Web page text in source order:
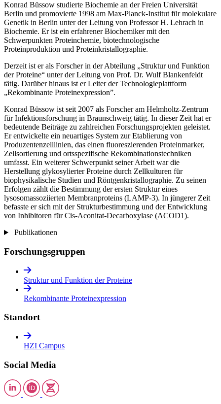
Konrad Büssow studierte Biochemie an der Freien Universität
Berlin und promovierte 1998 am Max-Planck-Institut für molekulare
Genetik in Berlin unter der Leitung von Professor H. Lehrach in
Biochemie. Er ist ein erfahrener Biochemiker mit den
Schwerpunkten Proteinchemie, biotechnologische
Proteinproduktion und Proteinkristallographie.
Derzeit ist er als Forscher in der Abteilung „Struktur und Funktion
der Proteine“ unter der Leitung von Prof. Dr. Wulf Blankenfeldt
tätig. Darüber hinaus ist er Leiter der Technologieplattform
„Rekombinante Proteinexpression”.
Konrad Büssow ist seit 2007 als Forscher am Helmholtz-Zentrum
für Infektionsforschung in Braunschweig tätig. In dieser Zeit hat er
bedeutende Beiträge zu zahlreichen Forschungsprojekten geleistet.
Er entwickelte ein neuartiges System zur Etablierung von
Produzentenzelllinien, das einen fluoreszierenden Proteinmarker,
Zellsortierung und ortsspezifische Rekombinationstechniken
umfasst. Ein weiterer Schwerpunkt seiner Arbeit war die
Herstellung glykosylierter Proteine durch Zellkulturen für
biophysikalische Studien und Röntgenkristallographie. Zu seinen
Erfolgen zählt die Bestimmung der ersten Struktur eines
lysosomassoziierten Membranproteins (LAMP-3). In jüngerer Zeit
befasste er sich mit der Strukturbestimmung und der Entwicklung
von Inhibitoren für Cis-Aconitat-Decarboxylase (ACOD1).
Publikationen
Forschungsgruppen
Struktur und Funktion der Proteine
Rekombinante Proteinexpression
Standort
HZI Campus
Social Media